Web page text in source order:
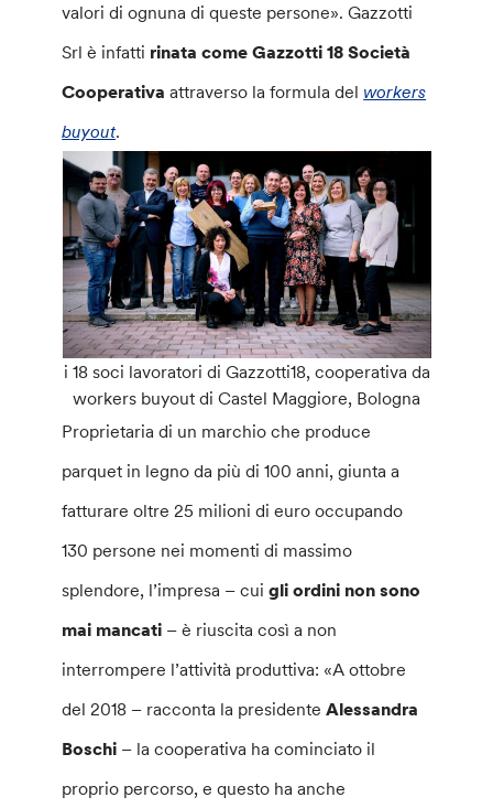
valori di ognuna di queste persone». Gazzotti
Srl è infatti rinata come Gazzotti 18 Società
Cooperativa attraverso la formula del workers
buyout.
i 18 soci lavoratori di Gazzotti18, cooperativa da
workers buyout di Castel Maggiore, Bologna
Proprietaria di un marchio che produce
parquet in legno da più di 100 anni, giunta a
fatturare oltre 25 milioni di euro occupando
130 persone nei momenti di massimo
splendore, l’impresa – cuigli ordini non sono
mai mancati – è riuscita così a non
interrompere l’attività produttiva: «A ottobre
del 2018 – racconta la presidente Alessandra
Boschi – la cooperativa ha cominciato il
proprio percorso, e questo ha anche